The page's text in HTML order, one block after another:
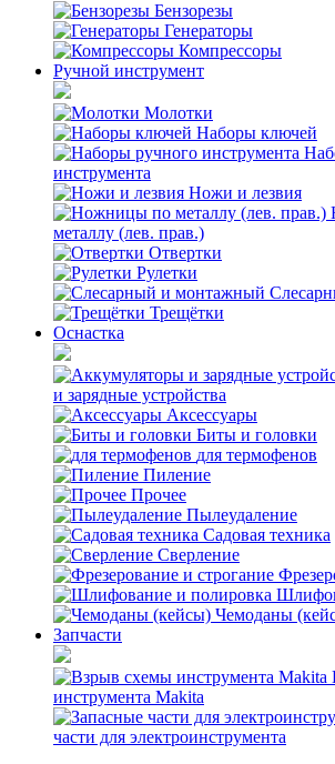
Бензорезы
Генераторы
Компрессоры
Ручной инструмент
Молотки
Наборы ключей
инструмента
Ножи и лезвия
металлу (лев. прав.)
Отвертки
Рулетки
Трещётки
Оснастка
и зарядные устройства
Аксессуары
Биты и головки
для термофенов
Пиление
Прочее
Пылеудаление
Садовая техника
Сверление
Чемоданы
Запчасти
инструмента Makita
части для электроинструмента